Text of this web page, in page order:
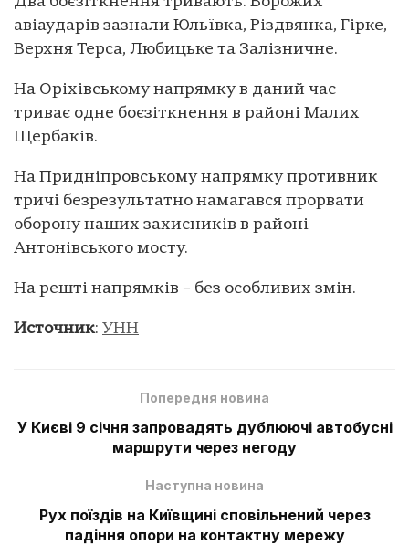
авіаударів зазнали Юльївка, Різдвянка, Гірке,
Верхня Терса, Любицьке та Залізничне.
На Оріхівському напрямку в даний час
триває одне боєзіткнення в районі Малих
Щербаків.
На Придніпровському напрямку противник
тричі безрезультатно намагався прорвати
оборону наших захисників в районі
Антонівського мосту.
На решті напрямків – без особливих змін.
Источник: УНН
Попередня новина
У Києві 9 січня запровадять дублюючі автобусні
маршрути через негоду
Наступна новина
Рух поїздів на Київщині сповільнений через
падіння опори на контактну мережу